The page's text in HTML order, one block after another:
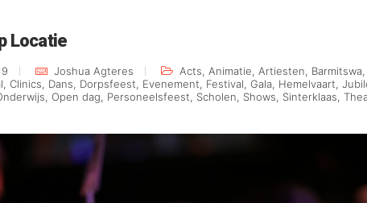
Locatie
Joshua Agteres Acts, Animatie, Artiesten, Barmitswa,
, Clinics, Dans, Dorpsfeest, Evenement, Festival, Gala, Hemelvaart,
, Open dag, Personeelsfeest, Scholen, Shows, Sinterklaas,